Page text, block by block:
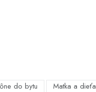
do bytu Matka a dieťa